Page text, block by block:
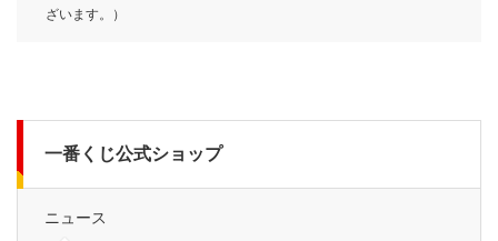
ざいます。）
一番くじ公式ショップ
ニュース